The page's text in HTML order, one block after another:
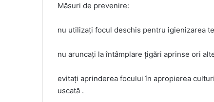
Măsuri de prevenire:
nu utilizați focul deschis pentru igienizarea
nu aruncați la întâmplare țigări aprinse ori
evitați aprinderea focului în apropierea
uscată .